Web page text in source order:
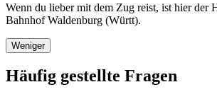
Wenn du lieber mit dem Zug reist, ist hier der
Bahnhof Waldenburg (Württ).
Weniger
Häufig gestellte Fragen